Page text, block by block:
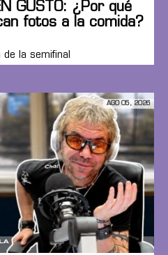
GUSTO: ¿Por qué
fotos a la comida?
la semifinal
AGO 05, 2026